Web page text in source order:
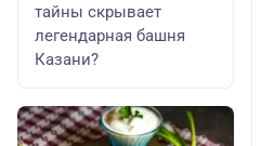
тайны скрывает
легендарная башня
Казани?